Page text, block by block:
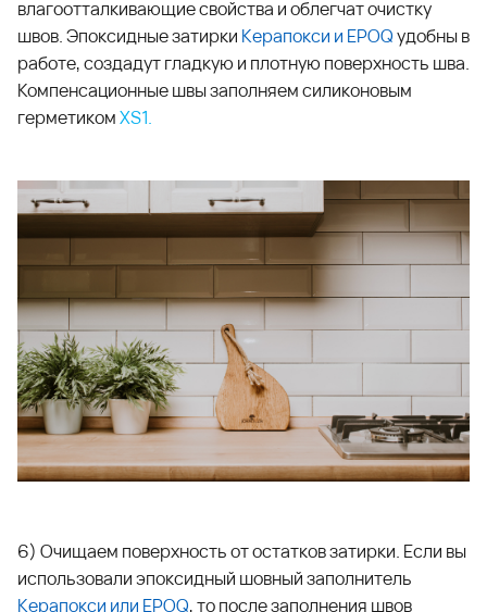
влагоотталкивающие свойства и облегчат очистку
швов. Эпоксидные затирки Керапокси и EPOQудобны в
работе, создадут гладкую и плотную поверхность шва.
Компенсационные швы заполняем силиконовым
герметикомXS1.
6) Очищаем поверхность от остатков затирки. Если вы
использовали эпоксидный шовный заполнитель
Керапокси или EPOQ, то после заполнения швов